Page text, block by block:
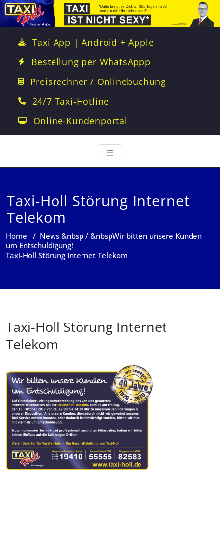
Taxi App | Android + Apple
Bestellung per WhatsAppp
Preisrechner / Onlinebuchung
24/7 Taxi-Hotline
Online-Kundenportal
Taxi-Holl Störung Internet
Telekom
Home / News &nbsp / &nbspWir bitten unsere Kunden
um Entschuldigung!
Taxi-Holl Störung Internet Telekom
Taxi-Holl Störung Internet
Telekom